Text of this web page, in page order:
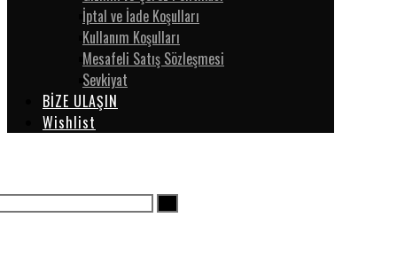
İptal ve İade Koşulları
Kullanım Koşulları
Mesafeli Satış Sözleşmesi
Sevkiyat
BİZE ULAŞIN
Wishlist